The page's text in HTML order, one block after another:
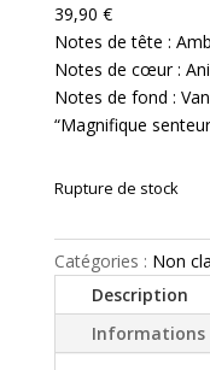
39,90 €
Notes de tête :
Notes de cœur :
Notes de fond :
“Magnifique
Rupture de stock
Catégories : Non
Description
Informations